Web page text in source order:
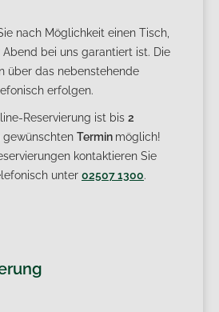
nach Möglichkeit einen Tisch,
bei uns garantiert ist. Die
über das nebenstehende
erfolgen.
Reservierung ist bis 2
gewünschten Termin möglich!
kontaktieren Sie
unter 02507 1300.